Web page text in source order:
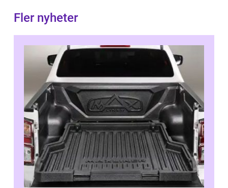
Fler nyheter